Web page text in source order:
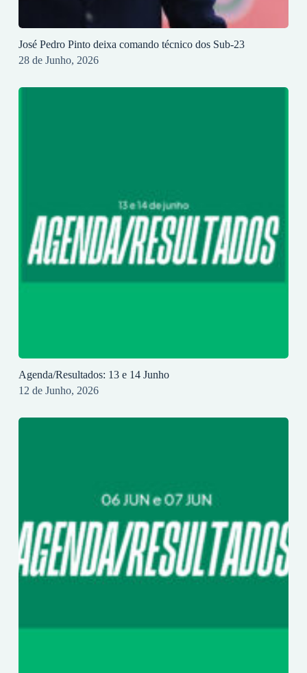
José Pedro Pinto deixa comando técnico dos Sub-23
28 de Junho, 2026
Agenda/Resultados: 13 e 14 Junho
12 de Junho, 2026